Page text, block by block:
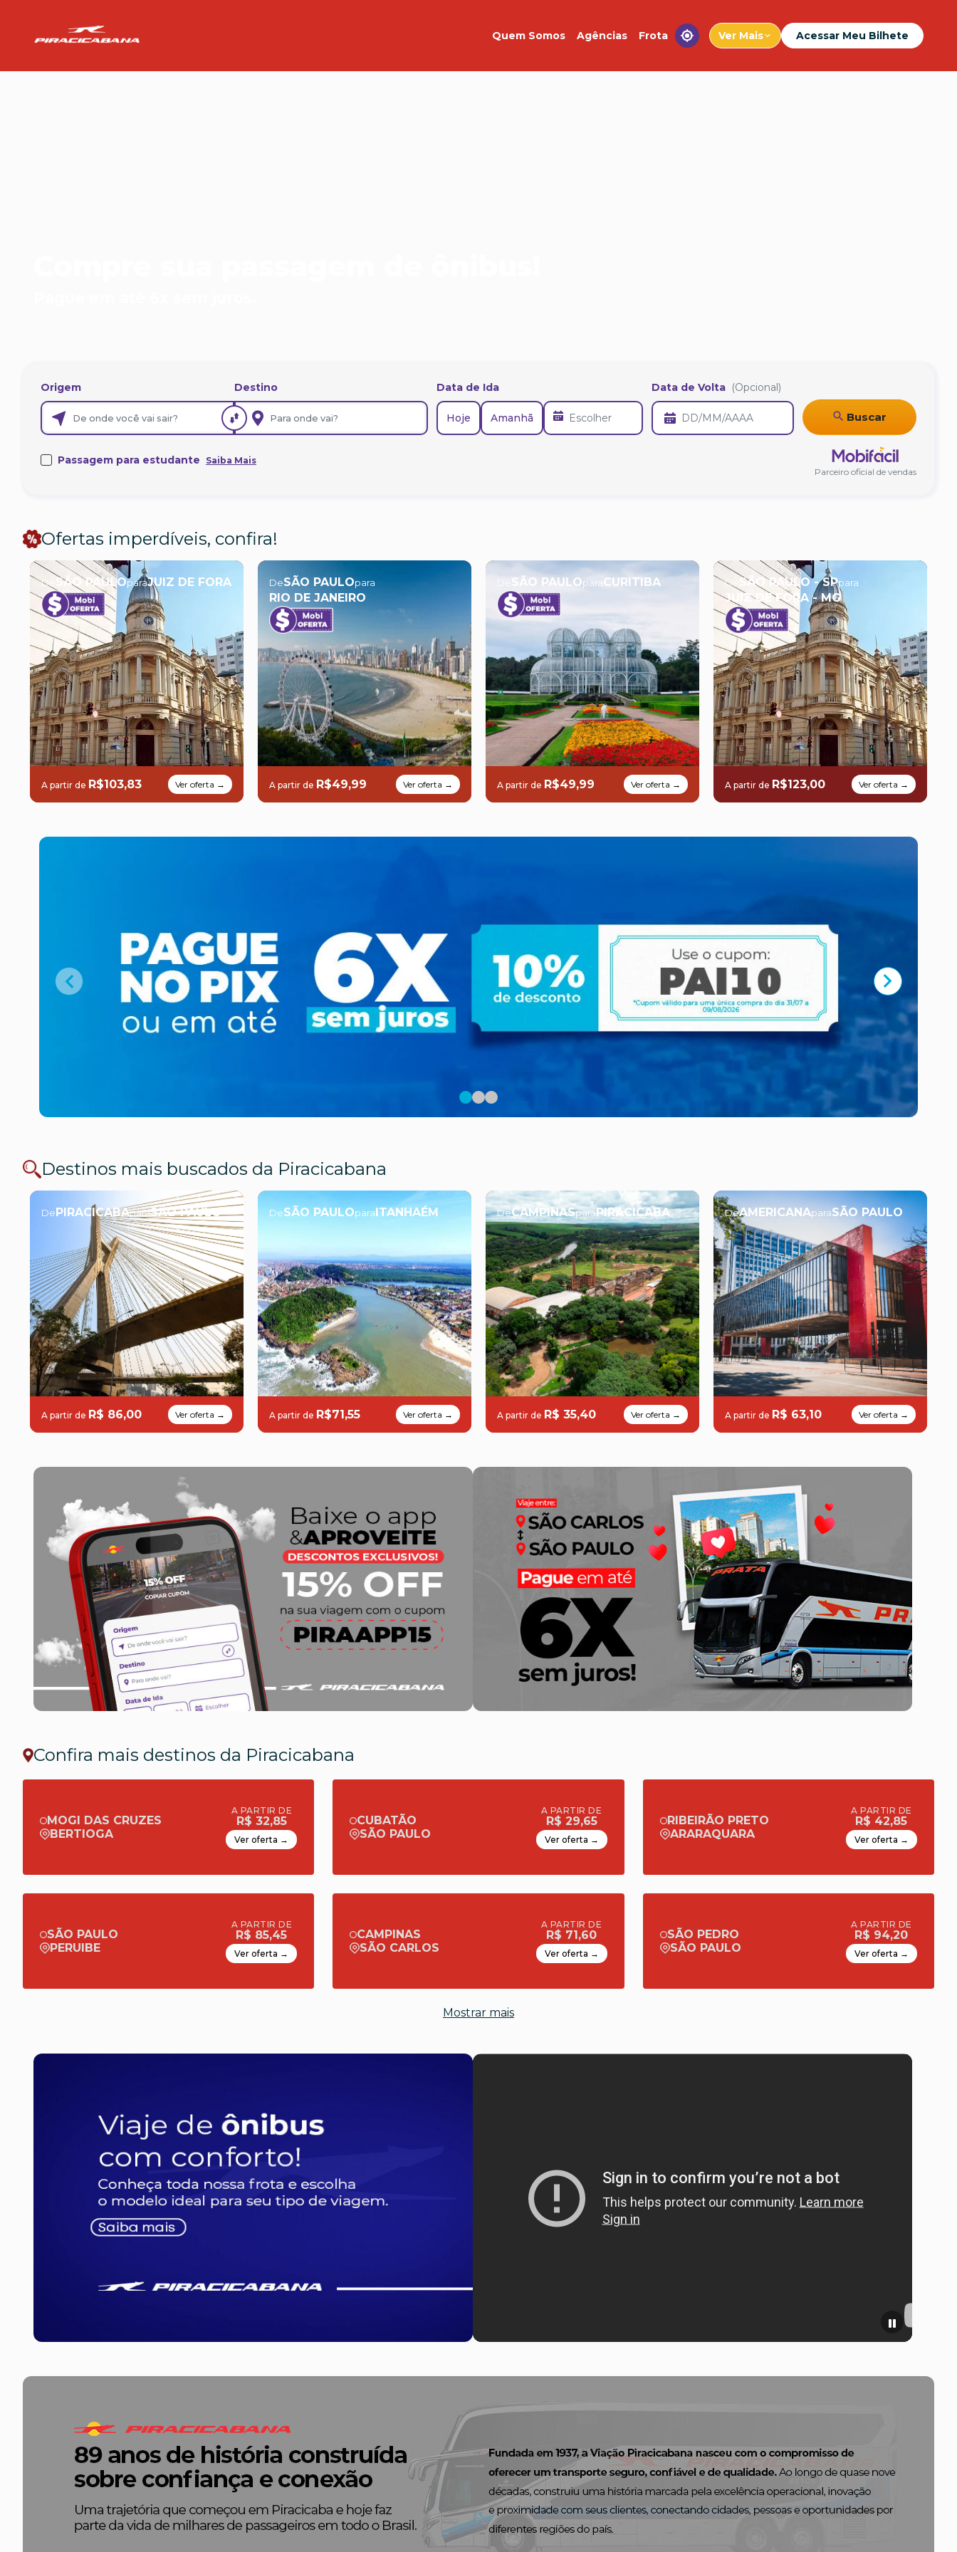
Quem Somos Agências Frota Ver Mais Acessar Meu Bilhete
Origem Destino Data de Ida
Hoje Amanhã
Data de Volta (Opcional)
Buscar
Passagem para estudante
Saiba Mais
Parceiro oficial de vendas
Ofertas imperdíveis, confira!
De SÃO PAULOparaJUIZ DE FORA
A partir de R$103,83 Ver oferta →
DeSÃO PAULOpara
RIO DE JANEIRO
A partir de R$49,99 Ver oferta →
SÃO PAULOparaCURITIBA
A partir de R$49,99 Ver oferta →
De SÃO PAULO - SPpara
JUIZ DE FORA - MG
A partir de R$123,00 Ver oferta →
Destinos mais buscados da Piracicabana
DePIRACICABAparaSÃO PAULO
A partir de R$ 86,00 Ver oferta →
DeSÃO PAULOparaITANHAÉM
A partir de R$71,55 Ver oferta →
DeCAMPINASparaPIRACICABA
A partir de R$ 35,40 Ver oferta →
DeAMERICANAparaSÃO PAULO
A partir de R$ 63,10 Ver oferta →
Confira mais destinos da Piracicabana
MOGI DAS CRUZES
BERTIOGA
A PARTIR DE
R$ 32,85
Ver oferta →
CUBATÃO
SÃO PAULO
A PARTIR DE
R$ 29,65
Ver oferta →
RIBEIRÃO PRETO
ARARAQUARA
A PARTIR DE
R$ 42,85
Ver oferta →
SÃO PAULO
PERUIBE
A PARTIR DE
R$ 85,45
Ver oferta →
CAMPINAS
SÃO CARLOS
A PARTIR DE
R$ 71,60
Ver oferta →
SÃO PEDRO
SÃO PAULO
A PARTIR DE
R$ 94,20
Ver oferta →
Mostrar mais